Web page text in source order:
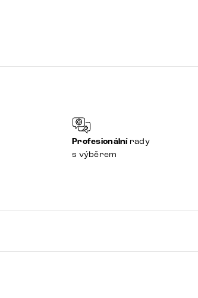
Profesionálnírady
s výběrem